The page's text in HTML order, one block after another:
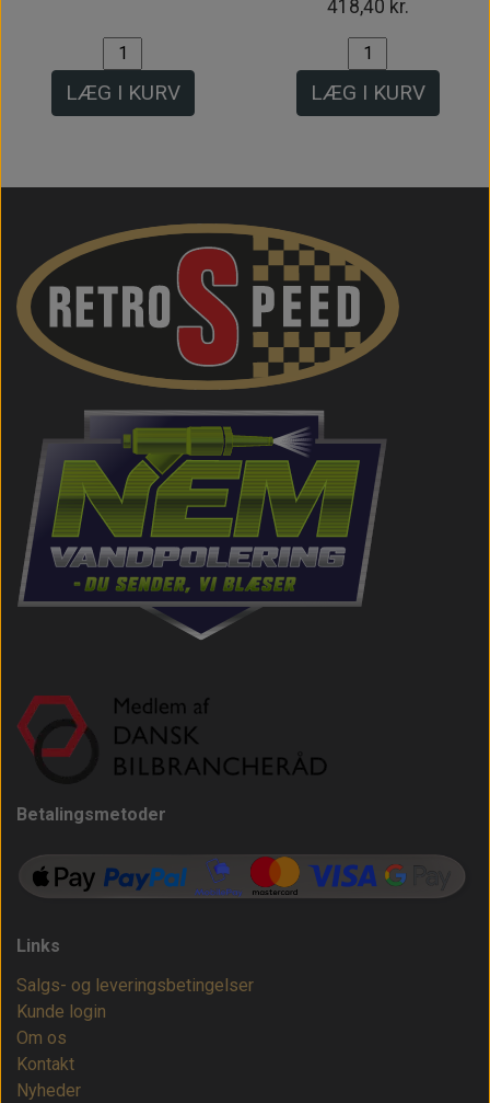
LÆG I KURV
418,40 kr.
LÆG I KURV
Betalingsmetoder
Links
Salgs- og leveringsbetingelser
Kunde login
Om os
Kontakt
Nyheder